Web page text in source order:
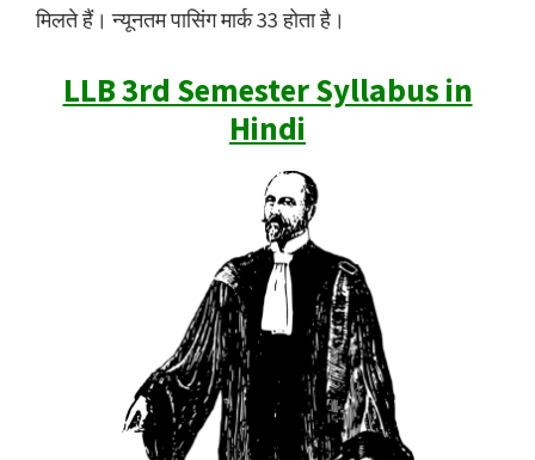
मिलते हैं। न्यूनतम पासिंग मार्क 33 होता है।
LLB 3rd Semester Syllabus in
Hindi